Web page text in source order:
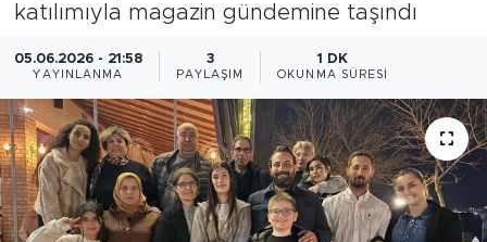
katılımıyla magazin gündemine taşındı
05.06.2026 - 21:58
YAYINLANMA
3
PAYLAŞIM
1 DK
OKUNMA SÜRESI
Resmi İlanlar
Sağlık
Spor